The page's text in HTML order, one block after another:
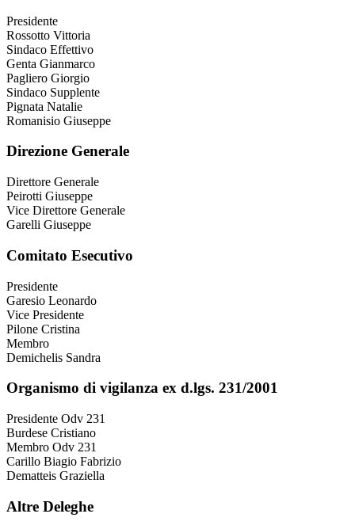
Presidente
Rossotto Vittoria
Sindaco Effettivo
Genta Gianmarco
Pagliero Giorgio
Sindaco Supplente
Pignata Natalie
Romanisio Giuseppe
Direzione Generale
Direttore Generale
Peirotti Giuseppe
Vice Direttore Generale
Garelli Giuseppe
Comitato Esecutivo
Presidente
Garesio Leonardo
Vice Presidente
Pilone Cristina
Membro
Demichelis Sandra
Organismo di vigilanza ex d.lgs. 231/2001
Presidente Odv 231
Burdese Cristiano
Membro Odv 231
Carillo Biagio Fabrizio
Dematteis Graziella
Altre Deleghe